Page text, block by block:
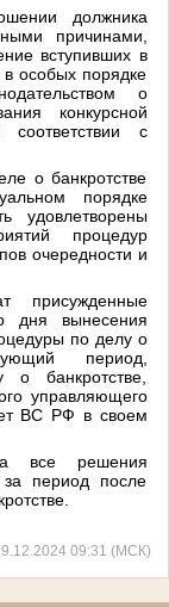
должника
причинами,
вступивших в
в особых порядке
о
конкурсной
с
о банкротстве
порядке
удовлетворены
процедур
очередности и
присужденные
дня вынесения
по делу о
период,
банкротстве,
управляющего
ВС РФ в своем
все решения
период после
09:31 (МСК)